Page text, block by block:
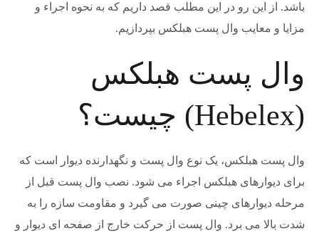
باشد. از این رو در این مطلب قصد داریم که به نحوه اجراء و
مزایا و معایب وال پست هبلکس بپردازیم.
وال پست هبلکس
(Hebelex) چیست؟
وال پست هبلکس، یک نوع وال پست و نگهدارنده دیوار است که
برای دیوارهای هبلکس اجراء می شود. نصب وال پست قبل از
مرحله دیوارهای چینی صورت می گیرد و مقاومت سازه را به
شدت بالا می برد. وال پست از حرکت خارج از صفحه ای دیوار و